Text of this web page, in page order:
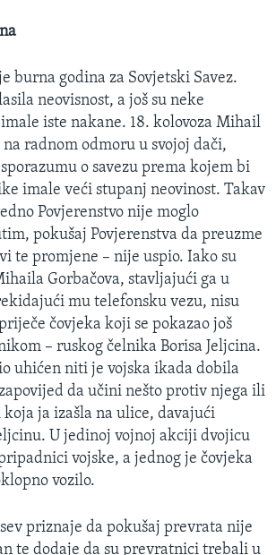
burna godina za Sovjetski Savez.
neovisnost, a još su neke
iste nakane. 18. kolovoza Mihail
radnom odmoru u svojoj dači,
o savezu prema kojem bi
imale veći stupanj neovinost. Takav
Povjerenstvo nije moglo
pokušaj Povjerenstva da preuzme
te promjene – nije uspio. Iako su
Gorbačova, stavljajući ga u
mu telefonsku vezu, nisu
čovjeka koji se pokazao još
– ruskog čelnika Borisa Jeljcina.
uhićen niti je vojska ikada dobila
da učini nešto protiv njega ili
ja izašla na ulice, davajući
U jedinoj vojnoj akciji dvojicu
vojske, a jednog je čovjeka
vozilo.
priznaje da pokušaj prevrata nije
te dodaje da su prevratnici trebali u